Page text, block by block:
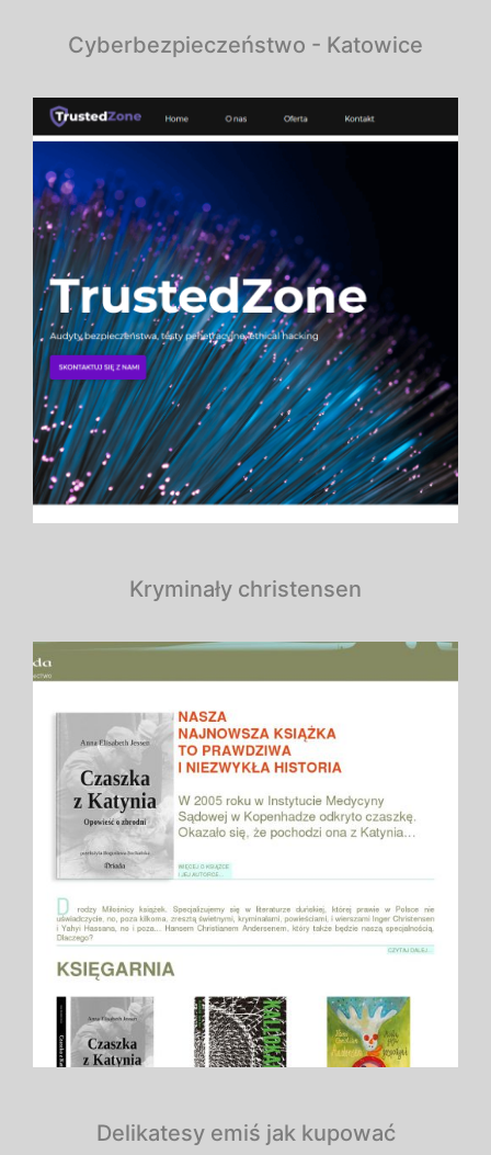
Cyberbezpieczeństwo - Katowice
Kryminały christensen
Delikatesy emiś jak kupować